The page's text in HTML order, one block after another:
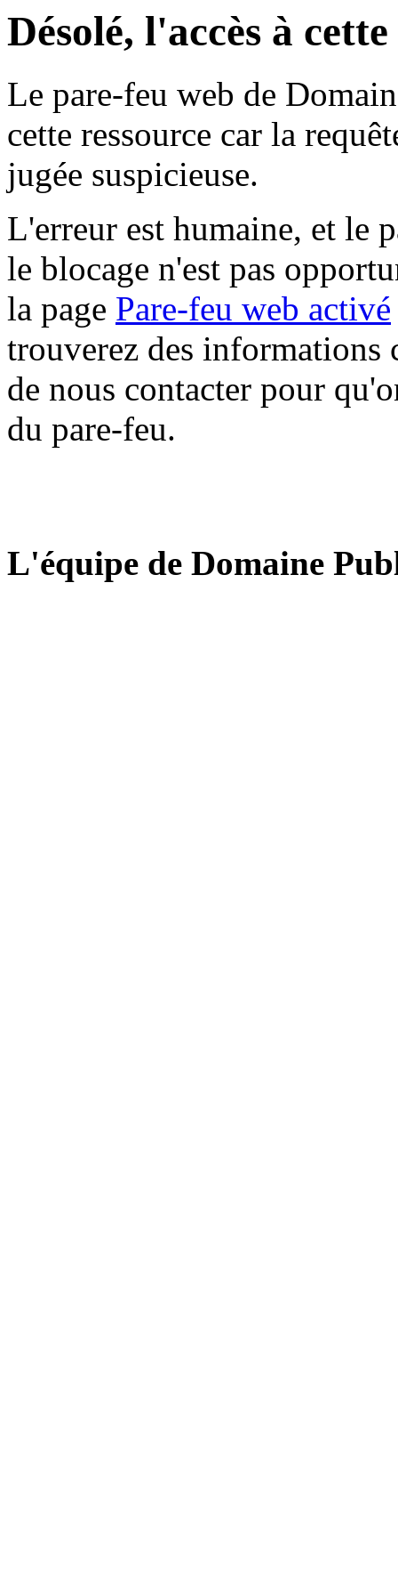
Désolé, l'accès à
Le pare-feu web de
cette ressource car la
jugée suspicieuse.
L'erreur est humaine, et le
le blocage n'est pas
la page Pare-feu web activé
trouverez des informations
de nous contacter pour
du pare-feu.
L'équipe de Domaine